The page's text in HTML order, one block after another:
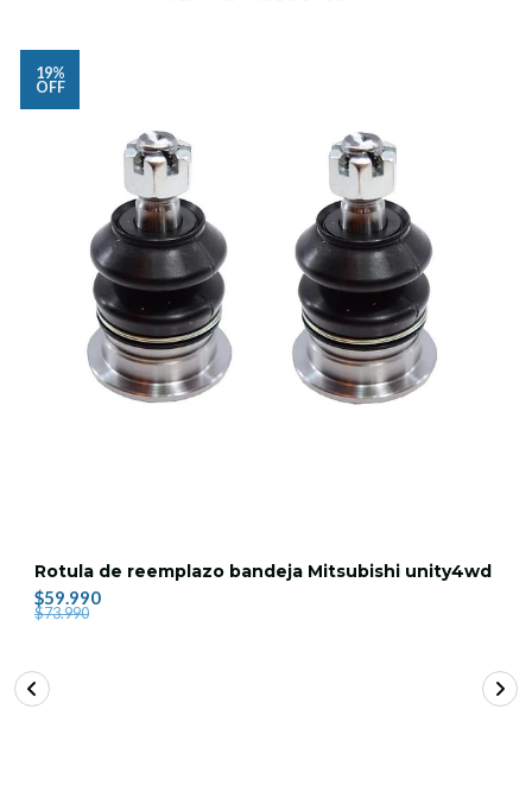
19%
OFF
Rotula de reemplazo bandeja Mitsubishi unity4wd
$59.990
$73.990